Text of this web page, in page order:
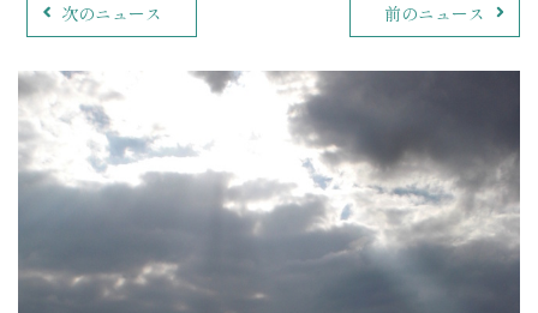
次のニュース 前のニュース